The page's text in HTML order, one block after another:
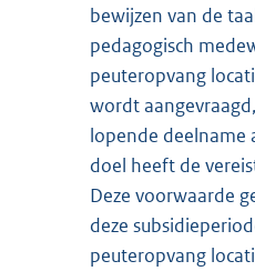
bewijzen van de
pedagogisch
peuteropvang
wordt
lopende deelname
doel heeft de
Deze voorwaarde
deze
peuteropvang